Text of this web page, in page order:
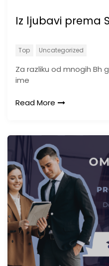
Iz ljubavi prema
Top Uncategorized
Za razliku od mnogih Bh
ime
Read More